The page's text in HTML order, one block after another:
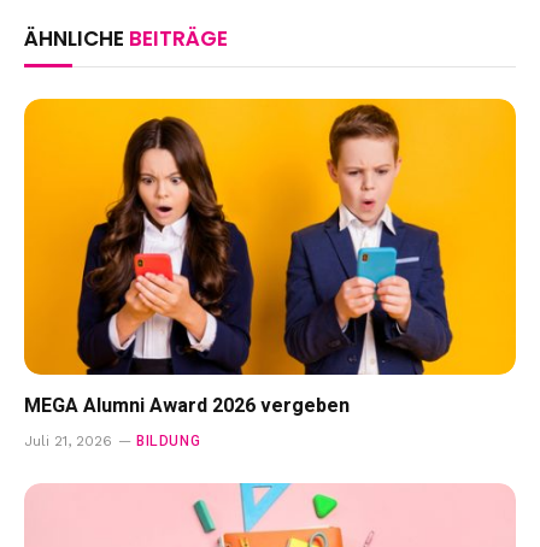
ÄHNLICHE BEITRÄGE
MEGA Alumni Award 2026 vergeben
Juli 21, 2026 BILDUNG